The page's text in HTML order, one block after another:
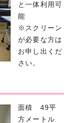
と一体利用可
能
※スクリーン
が必要な方は
お申し出くだ
さい。
面積 49平
方メートル